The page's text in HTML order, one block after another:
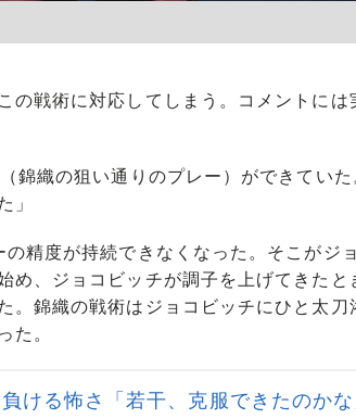
戦術に対応してしまう。コメントには
錦織の狙い通りのプレー）ができてい
」
精度が持続できなくなった。そこがジ
め、ジョコビッチが調子を上げてきたと
。錦織の戦術はジョコビッチにひと太刀
た。
ける怖さ「若干、克服できたのかな